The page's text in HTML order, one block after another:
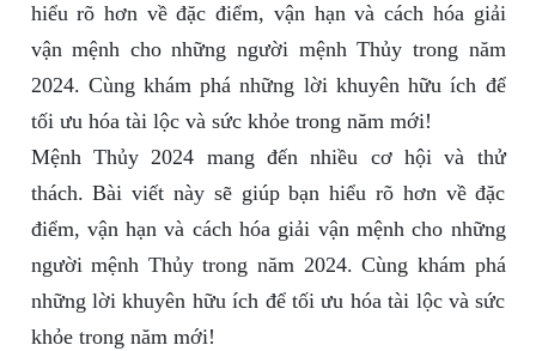
hiểu rõ hơn về đặc điểm, vận hạn và cách hóa giải
vận mệnh cho những người mệnh Thủy trong năm
2024. Cùng khám phá những lời khuyên hữu ích để
tối ưu hóa tài lộc và sức khỏe trong năm mới!
Mệnh Thủy 2024 mang đến nhiều cơ hội và thử
thách. Bài viết này sẽ giúp bạn hiểu rõ hơn về đặc
điểm, vận hạn và cách hóa giải vận mệnh cho những
người mệnh Thủy trong năm 2024. Cùng khám phá
những lời khuyên hữu ích để tối ưu hóa tài lộc và sức
khỏe trong năm mới!